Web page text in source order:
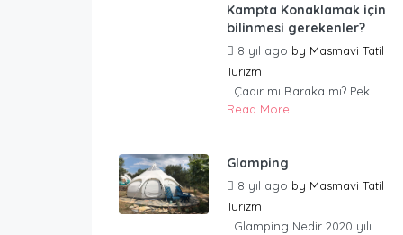
Kampta Konaklamak için
bilinmesi gerekenler?
8 yıl ago by Masmavi Tatil
Turizm
Çadır mı Baraka mı? Pek...
Read More
Glamping
8 yıl ago by Masmavi Tatil
Turizm
Glamping Nedir 2020 yılı